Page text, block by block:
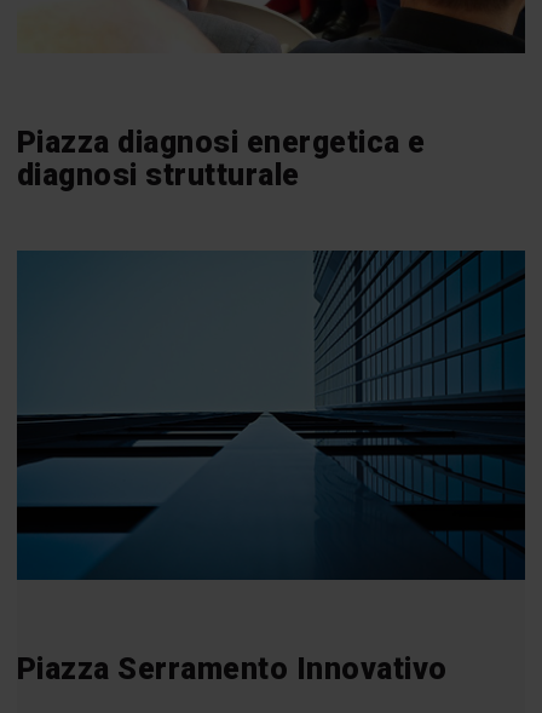
Piazza diagnosi energetica e
diagnosi strutturale
Piazza Serramento Innovativo